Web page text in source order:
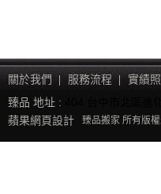
關於我們 服務流程 實績
臻品 地址 :
蘋果網頁設計
臻品搬家 所有版